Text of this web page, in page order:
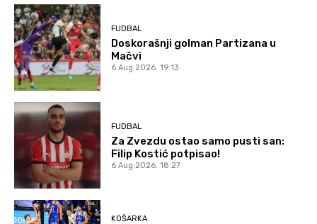
FUDBAL
Doskorašnji golman Partizana u
Mačvi
6 Aug 2026. 19:13
FUDBAL
Za Zvezdu ostao samo pusti san:
Filip Kostić potpisao!
6 Aug 2026. 18:27
KOŠARKA